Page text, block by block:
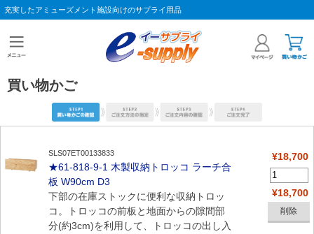
充実したアミューズメント施設向けのサプライ用品
買い物かご
SLS07ET00133833
★61-818-9-1 木製収納トロッコ ラーチ合
板 W90cm D3
下部の在庫ストックに便利な収納トロッ
コ。トロッコの前板と地面からの隙間部
分(約3cm)を利用して、トロッコの出し入
¥18,700
¥18,700